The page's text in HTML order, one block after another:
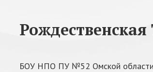
БОУ НПО ПУ №52 Омской